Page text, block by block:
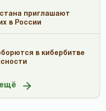
приглашают
в России
в кибербитве
ещё